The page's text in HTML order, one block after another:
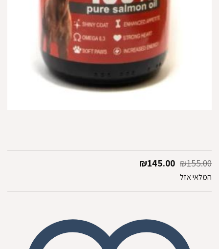
₪155.00 המחיר
₪155.00.
₪145.00 המחיר
₪145.00.
המלאי אזל